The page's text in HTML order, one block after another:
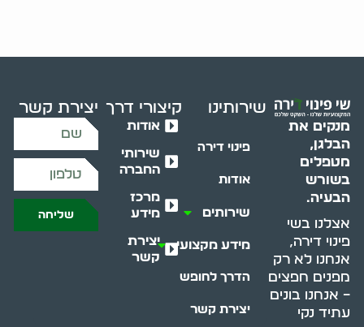
מנקים את
הבלגן,
מטפלים
בשורש
הבעיה.
אצלנו בשי
פינוי דירה,
אנחנו לא רק
מפנים חפצים
– אנחנו בונים
עתיד נקי
שירותינו
פינוי דירה
אודות
שירותים
מידע מקצועי
הדרך לחופש
יצירת קשר
קיצורי דרך
אודות
שירותי
החברה
מרכז
מידע
יצירת
קשר
יצירת קשר
שליחה